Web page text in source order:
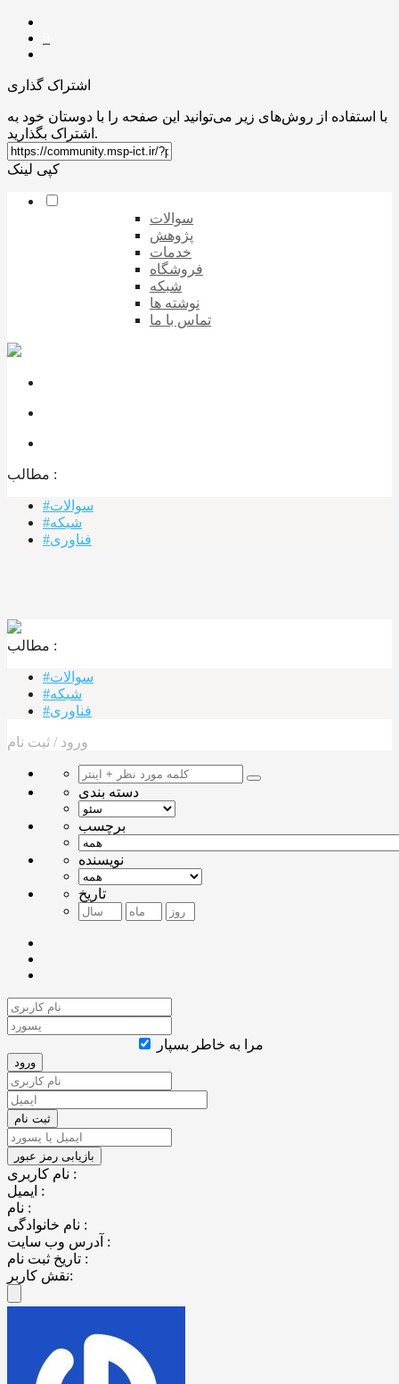
اشتراک گذاری
با استفاده از روش‌های زیر می‌توانید این صفحه را با دوستان خود به
اشتراک بگذارید.
کپی لینک
سوالات
پژوهش
خدمات
فروشگاه
شبکه
نوشته ها
تماس با ما
مطالب :‌
#سوالات
#شبکه
#فناوری
مطالب :‌ ‌‌
#سوالات
#شبکه
#فناوری
ورود / ثبت نام
دسته بندی
برچسب
نویسنده
تاریخ
مرا به خاطر بسپار
نام کاربری :
ایمیل :
نام :
نام خانوادگی :
آدرس وب سایت :
تاریخ ثبت نام :
نقش کاربر: